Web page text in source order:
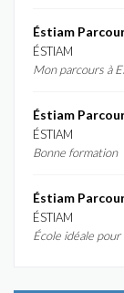
Éstiam
ÉSTIAM
Mon parcours à
Éstiam
ÉSTIAM
Bonne formation
Éstiam
ÉSTIAM
École idéale pour